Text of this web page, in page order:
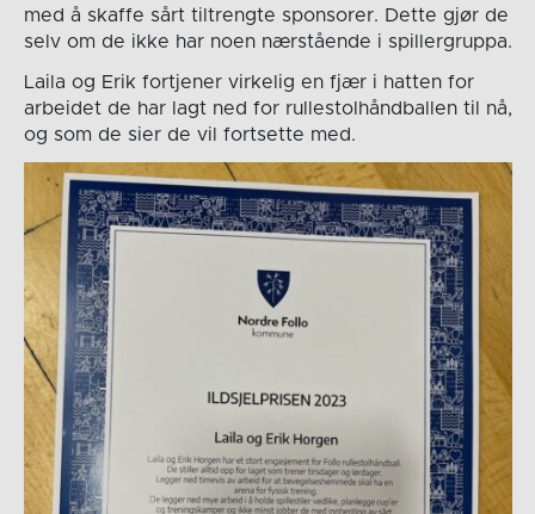
med å skaffe sårt tiltrengte sponsorer. Dette gjør de
selv om de ikke har noen nærstående i spillergruppa.
Laila og Erik fortjener virkelig en fjær i hatten for
arbeidet de har lagt ned for rullestolhåndballen til nå,
og som de sier de vil fortsette med.